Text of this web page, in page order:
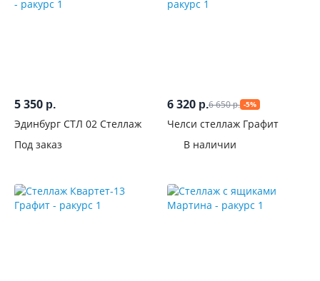
5 350 р.
Эдинбург СТЛ 02 Стеллаж
Под заказ
6 320 р.6 650р. -5%
Челси стеллаж Графит
В наличии
дверцами
С
выдвижными
Материал